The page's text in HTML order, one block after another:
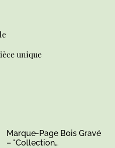
unique
Marque-Page Bois Gravé
– "Collection